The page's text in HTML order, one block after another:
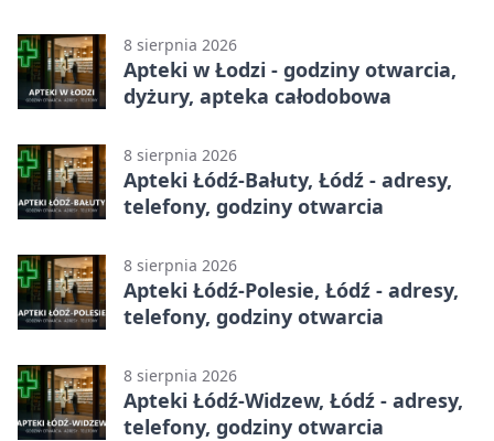
8 sierpnia 2026
Apteki w Łodzi - godziny otwarcia,
dyżury, apteka całodobowa
8 sierpnia 2026
Apteki Łódź-Bałuty, Łódź - adresy,
telefony, godziny otwarcia
8 sierpnia 2026
Apteki Łódź-Polesie, Łódź - adresy,
telefony, godziny otwarcia
8 sierpnia 2026
Apteki Łódź-Widzew, Łódź - adresy,
telefony, godziny otwarcia